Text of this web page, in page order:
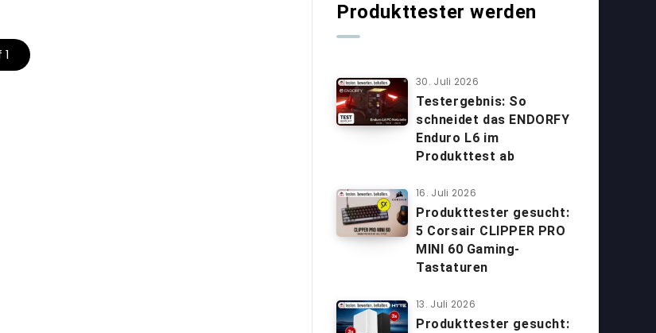
Produkttester werden
30. Juli 2026
Testergebnis: So
schneidet das ENDORFY
Enduro L6 im
Produkttest ab
16. Juli 2026
Produkttester gesucht:
5 Corsair CLIPPER PRO
MINI 60 Gaming-
Tastaturen
13. Juli 2026
Produkttester gesucht: